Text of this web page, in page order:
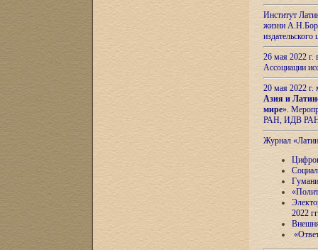
Институт
жизни
26 мая 2022
Ассоциации
20 мая 2022
Азия и
мире».
РАН, ИДВ
Журнал
2022